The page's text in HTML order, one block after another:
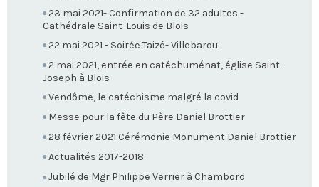
23 mai 2021- Confirmation de 32 adultes -
Cathédrale Saint-Louis de Blois
22 mai 2021 - Soirée Taizé- Villebarou
2 mai 2021, entrée en catéchuménat, église Saint-
Joseph à Blois
Vendôme, le catéchisme malgré la covid
Messe pour la fête du Père Daniel Brottier
28 février 2021 Cérémonie Monument Daniel Brottier
Actualités 2017-2018
Jubilé de Mgr Philippe Verrier à Chambord